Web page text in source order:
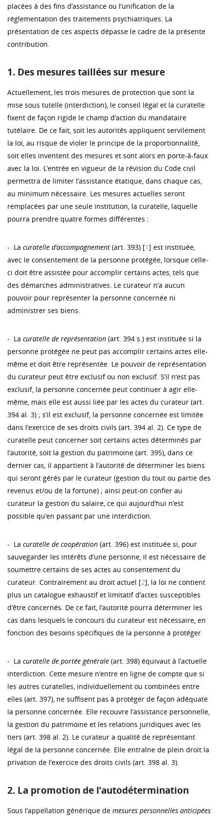
placées à des fins d’assistance ou l’unification de la
réglementation des traitements psychiatriques. La
présentation de ces aspects dépasse le cadre de la présente
contribution.
1. Des mesures taillées sur mesure
Actuellement, les trois mesures de protection que sont la
mise sous tutelle (interdiction), le conseil légal et la curatelle
fixent de façon rigide le champ d’action du mandataire
tutélaire. De ce fait, soit les autorités appliquent servilement
la loi, au risque de violer le principe de la proportionnalité,
soit elles inventent des mesures et sont alors en porte-à-faux
avec la loi. L’entrée en vigueur de la révision du Code civil
permettra de limiter l’assistance étatique, dans chaque cas,
au minimum nécessaire. Les mesures actuelles seront
remplacées par une seule institution, la curatelle, laquelle
pourra prendre quatre formes différentes :
- La curatelle d’accompagnement (art. 393) [1] est instituée,
avec le consentement de la personne protégée, lorsque celle-
ci doit être assistée pour accomplir certains actes, tels que
des démarches administratives. Le curateur n’a aucun
pouvoir pour représenter la personne concernée ni
administrer ses biens.
- La curatelle de représentation (art. 394 s.) est instituée si la
personne protégée ne peut pas accomplir certains actes elle-
même et doit être représentée. Le pouvoir de représentation
du curateur peut être exclusif ou non exclusif. S’il n’est pas
exclusif, la personne concernée peut continuer à agir elle-
même, mais elle est aussi liée par les actes du curateur (art.
394 al. 3) ; s’il est exclusif, la personne concernée est limitée
dans l’exercice de ses droits civils (art. 394 al. 2). Ce type de
curatelle peut concerner soit certains actes déterminés par
l’autorité, soit la gestion du patrimoine (art. 395), dans ce
dernier cas, il appartient à l’autorité de déterminer les biens
qui seront gérés par le curateur (gestion du tout ou partie des
revenus et/ou de la fortune) ; ainsi peut-on confier au
curateur la gestion du salaire, ce qui aujourd’hui n’est
possible qu’en passant par une interdiction.
- La curatelle de coopération (art. 396) est instituée si, pour
sauvegarder les intérêts d’une personne, il est nécessaire de
soumettre certains de ses actes au consentement du
curateur. Contrairement au droit actuel [2], la loi ne contient
plus un catalogue exhaustif et limitatif d’actes susceptibles
d’être concernés. De ce fait, l’autorité pourra déterminer les
cas dans lesquels le concours du curateur est nécessaire, en
fonction des besoins spécifiques de la personne à protéger.
- La curatelle de portée générale (art. 398) équivaut à l’actuelle
interdiction. Cette mesure n’entre en ligne de compte que si
les autres curatelles, individuellement ou combinées entre
elles (art. 397), ne suffisent pas à protéger de façon adéquate
la personne concernée. Elle recouvre l’assistance personnelle,
la gestion du patrimoine et les relations juridiques avec les
tiers (art. 398 al. 2). Le curateur a qualité de représentant
légal de la personne concernée. Elle entraîne de plein droit la
privation de l’exercice des droits civils (art. 398 al. 3).
2. La promotion de l’autodétermination
Sous l’appellation générique de mesures personnelles anticipées